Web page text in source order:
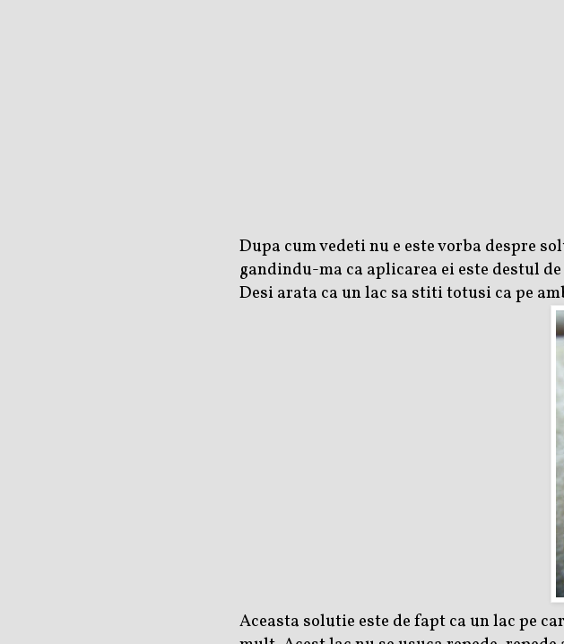
Dupa cum vedeti nu e este vorba despre
gandindu-ma ca aplicarea ei este destul
Desi arata ca un lac sa stiti totusi ca pe
Aceasta solutie este de fapt ca un lac pe